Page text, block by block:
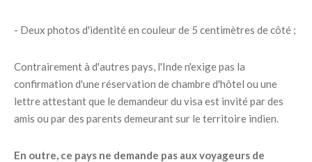
- Deux photos d'identité en couleur de 5 centimètres de côté ;
Contrairement à d'autres pays, l'Inde n'exige pas la
confirmation d'une réservation de chambre d'hôtel ou une
lettre attestant que le demandeur du visa est invité par des
amis ou par des parents demeurant sur le territoire indien.
En outre, ce pays ne demande pas aux voyageurs de